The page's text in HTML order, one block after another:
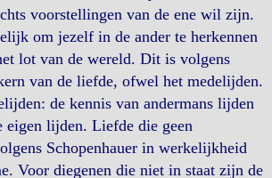
voorstellingen van de ene wil zijn.
om jezelf in de ander te herkennen
lot van de wereld. Dit is volgens
van de liefde, ofwel het medelijden.
de kennis van andermans lijden
eigen lijden. Liefde die geen
Schopenhauer in werkelijkheid
Voor diegenen die niet in staat zijn de